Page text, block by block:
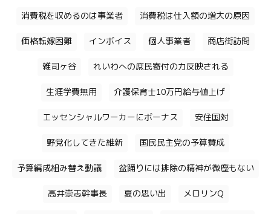
消費税を収めるのは事業者 消費税は仕入額の増大の原因
価格転嫁困難 インボイス 個人事業者 商店街訪問
雑司ヶ谷 れいわへの庶民寄付の力反映される
生涯学費無用 介護保育士10万円給与値上げ
エッセンシャルワーカーにボーナス 安住国対
野党化してきた維新 国民民主党の予算賛成
予算編成組み替え動議 盆踊りには排除の精神が微塵もない
高井崇志幹事長 夏の思い出 メロリンQ